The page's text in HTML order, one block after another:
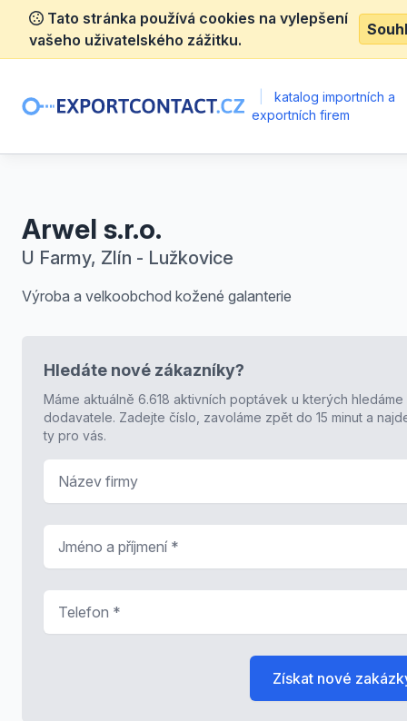
Tato stránka používá cookies na vylepšení
vašeho uživatelského zážitku.
katalog importních a
exportních firem
Arwel s.r.o.
U Farmy, Zlín - Lužkovice
Výroba a velkoobchod kožené galanterie
Hledáte nové zákazníky?
Máme aktuálně 6.618 aktivních poptávek u kterých hledáme
dodavatele. Zadejte číslo, zavoláme zpět do 15 minut a
ty pro vás.
Získat nové